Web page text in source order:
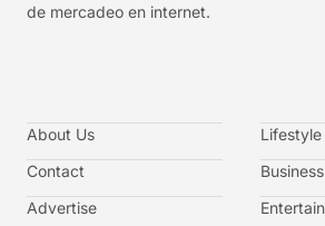
de mercadeo en internet.
About Us
Contact
Advertise
Lifestyle
Business